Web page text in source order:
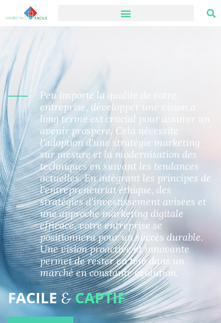
Peu importe la qualité de votre
entreprise, développer une vision à
long terme est crucial pour assurer un
avenir prospère. Cela nécessite
l'adoption d'une stratégie marketing
sur mesure et la modernisation des
techniques en suivant les tendances
actuelles. En intégrant les principes de
l'entrepreneuriat éthique, des
stratégies d'investissement avisées et
une approche marketing digitale
efficace, votre entreprise se
positionnera pour un succès durable.
Une vision proactive et innovante
permet de rester en tête dans un
marché en constante évolution.
FACILE& CAPTIF